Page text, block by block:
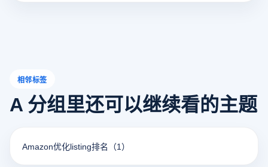
相邻标签
A 分组里还可以继续看的主题
Amazon优化listing排名 （1）